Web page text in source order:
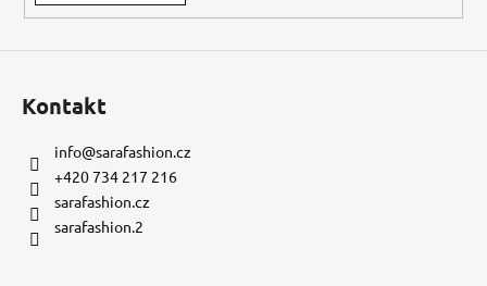
Kontakt
info@sarafashion.cz
+420 734 217 216
sarafashion.cz
sarafashion.2